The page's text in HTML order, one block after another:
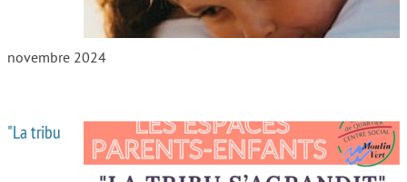
novembre 2024
"La tribu